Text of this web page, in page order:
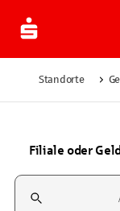
Standorte
Filiale oder
Suchfeld